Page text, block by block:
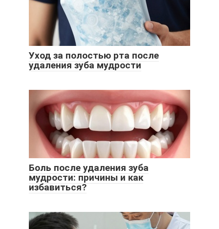
Уход за полостью рта после
удаления зуба мудрости
Боль после удаления зуба
мудрости: причины и как
избавиться?